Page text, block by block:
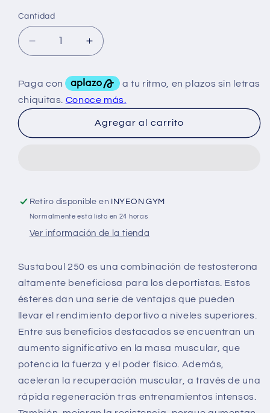
Cantidad
Reducir
cantidad
Boulder
Pharma
Sustaboul
Propio
50
Mg
+
+
Decano
100
Mg
Aumentar
cantidad
para
Boulder
Pharma
Sustaboul
250
Propio
50
Mg
+
+
Decano
100
Mg
Agregar al carrito
Retiro disponible en INYEON GYM
Normalmente está listo en 24 horas
Ver información de la tienda
Sustaboul 250 es una combinación de testosterona
altamente beneficiosa para los deportistas. Estos
ésteres dan una serie de ventajas que pueden
llevar el rendimiento deportivo a niveles superiores.
Entre sus beneficios destacados se encuentran un
aumento significativo en la masa muscular, que
potencia la fuerza y el poder físico. Además,
aceleran la recuperación muscular, a través de una
rápida regeneración tras entrenamientos intensos.